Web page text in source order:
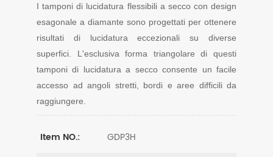
I tamponi di lucidatura flessibili a secco con design
esagonale a diamante sono progettati per ottenere
risultati di lucidatura eccezionali su diverse
superfici. L'esclusiva forma triangolare di questi
tamponi di lucidatura a secco consente un facile
accesso ad angoli stretti, bordi e aree difficili da
raggiungere.
Item NO.: GDP3H